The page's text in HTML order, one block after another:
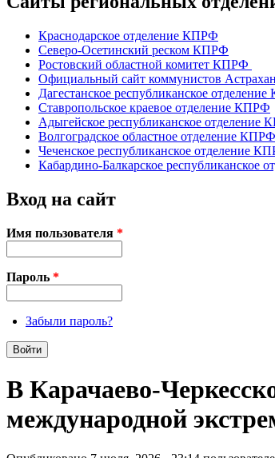
Краснодарское отделение КПРФ
Северо-Осетинский реском КПРФ
Ростовский областной комитет КПРФ
Официальный сайт коммунистов
Дагестанское республиканское
Ставропольское краевое отделение КПРФ
Адыгейское республиканское отделение
Волгоградское областное отделение КПРФ
Чеченское республиканское отделение
Кабардино-Балкарское республиканское
Вход на сайт
Имя пользователя *
Пароль *
Забыли пароль?
В Карачаево-
международной